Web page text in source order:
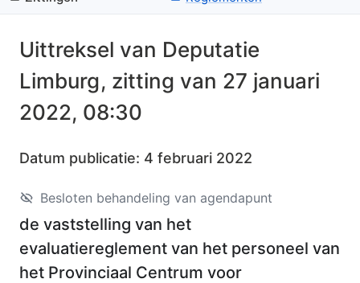
Uittreksel van Deputatie
Limburg, zitting van 27 januari
2022, 08:30
Datum publicatie: 4 februari 2022
Besloten behandeling van agendapunt
de vaststelling van het
evaluatiereglement van het personeel van
het Provinciaal Centrum voor